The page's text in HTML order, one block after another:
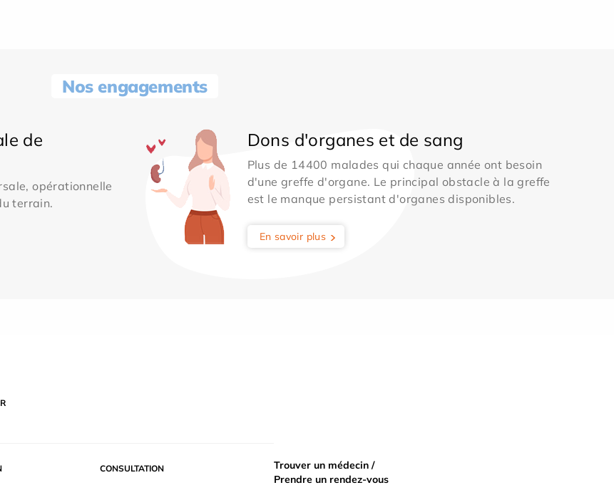
Nos engagements
de
opérationnelle
terrain.
Dons d'organes et de sang
Plus de 14400 malades qui chaque année ont besoin
d'une greffe d'organe. Le principal obstacle à la greffe
est le manque persistant d'organes disponibles.
En savoir plus
CONSULTATION
Trouver un médecin /
Prendre un rendez-vous